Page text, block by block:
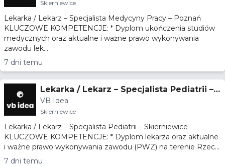
Skierniewice
Lekarka / Lekarz – Specjalista Medycyny Pracy – Poznań
KLUCZOWE KOMPETENCJE: * Dyplom ukończenia studiów
medycznych oraz aktualne i ważne prawo wykonywania
zawodu lek...
7 dni temu
Lekarka / Lekarz – Specjalista Pediatrii –
Skierniewice
VB Idea
Skierniewice
Lekarka / Lekarz – Specjalista Pediatrii – Skierniewice
KLUCZOWE KOMPETENCJE: * Dyplom lekarza oraz aktualne
i ważne prawo wykonywania zawodu (PWZ) na terenie Rzec...
7 dni temu